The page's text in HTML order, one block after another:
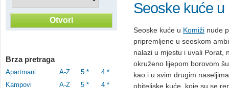
Brza pretraga
Apartmani A-Z 5 *
4 *
Kampovi
A-Z 5 *
4 *
Seoske kuće u
Seoske kuće u Komiži nude
pripremljene u seoskom
nalazi u mjestu i uvali Porat,
okruženo lijepom borovom
kao i u svim drugim
obiteljske kuće, koje su se